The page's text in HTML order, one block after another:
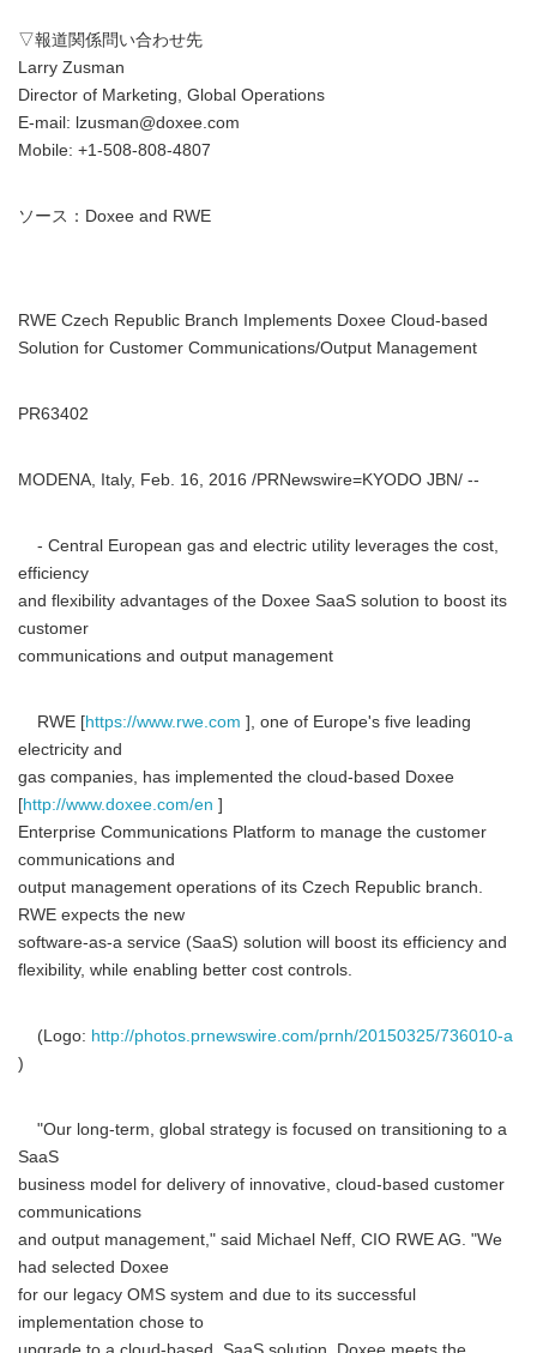
▽報道関係問い合わせ先
Larry Zusman
Director of Marketing, Global Operations
E-mail: lzusman@doxee.com
Mobile: +1-508-808-4807
ソース：Doxee and RWE
RWE Czech Republic Branch Implements Doxee Cloud-based
Solution for Customer Communications/Output Management
PR63402
MODENA, Italy, Feb. 16, 2016 /PRNewswire=KYODO JBN/ --
- Central European gas and electric utility leverages the cost,
efficiency
and flexibility advantages of the Doxee SaaS solution to boost its
customer
communications and output management
RWE [https://www.rwe.com ], one of Europe's five leading
electricity and
gas companies, has implemented the cloud-based Doxee
[http://www.doxee.com/en ]
Enterprise Communications Platform to manage the customer
communications and
output management operations of its Czech Republic branch.
RWE expects the new
software-as-a service (SaaS) solution will boost its efficiency and
flexibility, while enabling better cost controls.
(Logo: http://photos.prnewswire.com/prnh/20150325/736010-a
)
"Our long-term, global strategy is focused on transitioning to a
SaaS
business model for delivery of innovative, cloud-based customer
communications
and output management," said Michael Neff, CIO RWE AG. "We
had selected Doxee
for our legacy OMS system and due to its successful
implementation chose to